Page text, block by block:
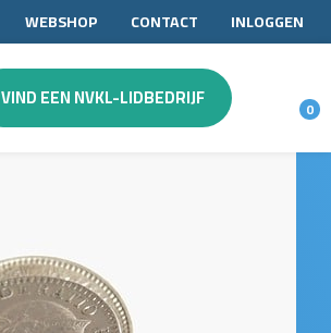
WEBSHOP CONTACT INLOGGEN
VIND EEN NVKL-LIDBEDRIJF 0